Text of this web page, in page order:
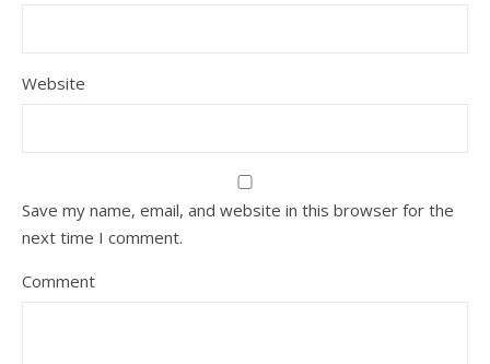
Website
Save my name, email, and website in this browser for the
next time I comment.
Comment